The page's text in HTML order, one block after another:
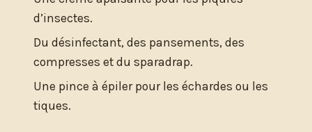
d’insectes.
Du désinfectant, des pansements, des
compresses et du sparadrap.
Une pince à épiler pour les échardes ou les
tiques.